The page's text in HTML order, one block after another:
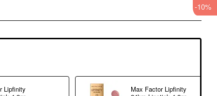
-10%
Lipfinity
Max Factor Lipfinity